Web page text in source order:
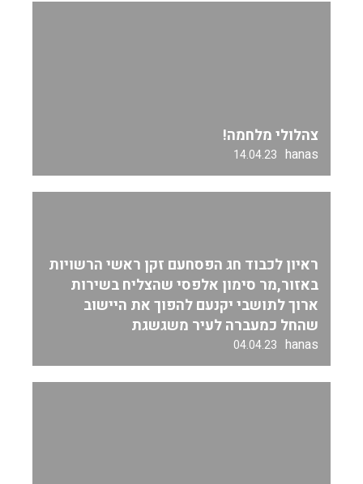
צהלולי מלחמה!
hanas
14.04.23
ראיון לכבוד חג הפסחעם זקן ראשי הרשויות
באזור,מר סימון אלפסי שהצליח בשירות
ארוך לתושבי יקנעם להפוך את היישוב
שהחל כמעברה לעיר משגשגת
hanas
04.04.23